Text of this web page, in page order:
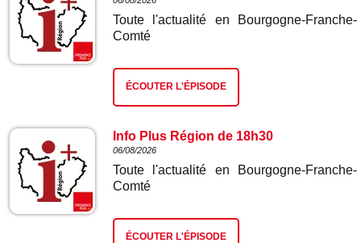
Toute l'actualité en Bourgogne-Franche-
Comté
ÉCOUTER L'ÉPISODE
Info Plus Région de 18h30
06/08/2026
Toute l'actualité en Bourgogne-Franche-
Comté
ÉCOUTER L'ÉPISODE